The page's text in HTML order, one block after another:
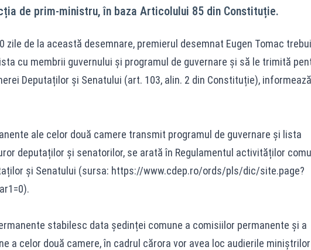
de prim-ministru, în baza Articolului 85 din Constituție.
zile de la această desemnare, premierul desemnat Eugen Tomac
cu membrii guvernului și programul de guvernare și să le trimită
Deputaților și Senatului (art. 103, alin. 2 din Constituție), informează
ale celor două camere transmit programul de guvernare și lista
deputaților și senatorilor, se arată în Regulamentul activităților
și Senatului (sursa: https://www.cdep.ro/ords/pls/dic/site.page?
).
stabilesc data ședinței comune a comisiilor permanente și a
a celor două camere, în cadrul cărora vor avea loc audierile miniștrilor